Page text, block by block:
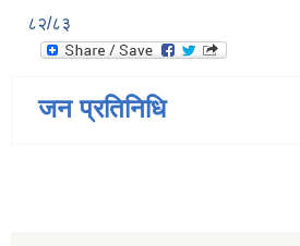
८२/८३
जन प्रतिनिधि